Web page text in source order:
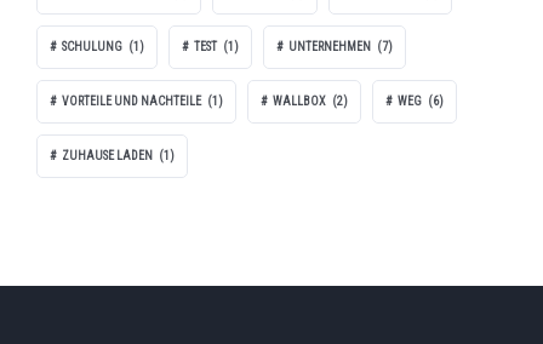
SCHULUNG (1) TEST (1) UNTERNEHMEN (7)
VORTEILE UND NACHTEILE (1) WALLBOX (2) WEG (6)
ZUHAUSE LADEN (1)